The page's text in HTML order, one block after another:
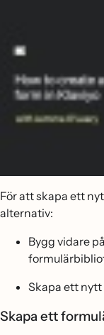
För att skapa ett
alternativ:
Bygg vidare
Skapa ett
Skapa ett